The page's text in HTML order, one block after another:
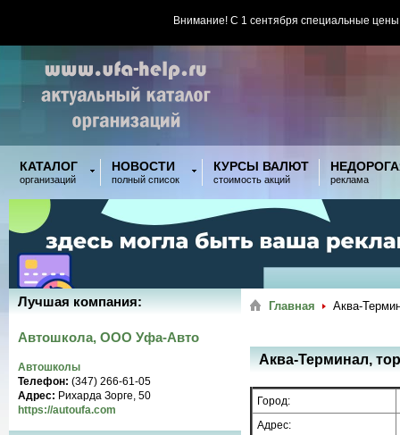
Внимание! С 1 сентября специальные
КАТАЛОГ
организаций
НОВОСТИ
полный список
КУРСЫ ВАЛЮТ
стоимость акций реклама
Главная Аква-
Аква-Терминал,
Город:
Адрес:
Лучшая компания:
Автошкола, ООО Уфа-Авто
Автошколы
Телефон: (347) 266-61-05
Адрес: Рихарда Зорге, 50
https://autoufa.com